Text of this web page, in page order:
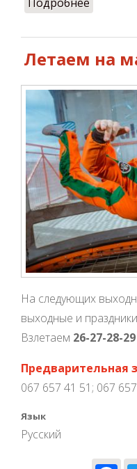
Летаем на
На следующих
выходные и
Взлетаем 26-27-28-
Предварительная
067 657 41 51; 067
Язык
Русский